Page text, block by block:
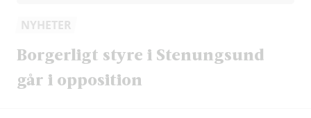
NYHETER
Borgerligt styre i Stenungsund
går i opposition